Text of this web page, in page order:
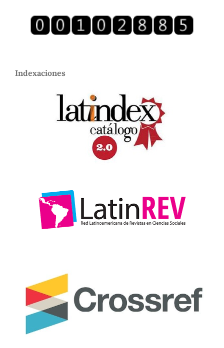
Indexaciones